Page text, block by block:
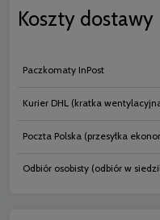
Koszty dostawy
Paczkomaty InPost
Kurier DHL (kratka
Poczta Polska (przesyłka
Odbiór osobisty (odbiór w